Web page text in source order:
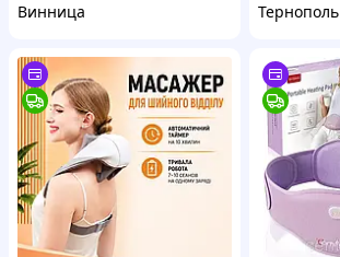
Винница
Тернополь